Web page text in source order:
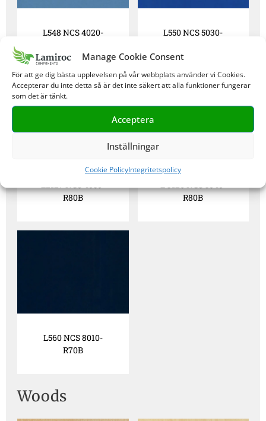
Manage Cookie Consent
För att ge dig bästa upplevelsen på vår webbplats använder vi Cookies.
Accepterar du inte detta så är det inte säkert att alla funktioner fungerar
som det är tänkt.
Acceptera
Inställningar
Cookie PolicyIntegritetspolicy
L548 NCS 4020-
L550 NCS 5030-
L2127 NCS 4050-
R80B
L 3126 NCS 5040-
R80B
L560 NCS 8010-
R70B
Woods